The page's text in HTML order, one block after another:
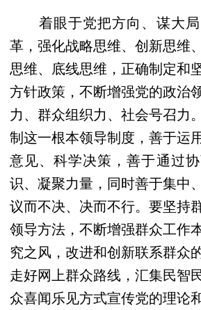
着眼于党把方向、谋大局
革，强化战略思维、创新思维
思维、底线思维，正确制定和
方针政策，不断增强党的政治
力、群众组织力、社会号召力
制这一根本领导制度，善于运
意见、科学决策，善于通过
识、凝聚力量，同时善于集中
议而不决、决而不行。要坚持
领导方法，不断增强群众工作
究之风，改进和创新联系群众
走好网上群众路线，汇集民智
众喜闻乐见方式宣传党的理论